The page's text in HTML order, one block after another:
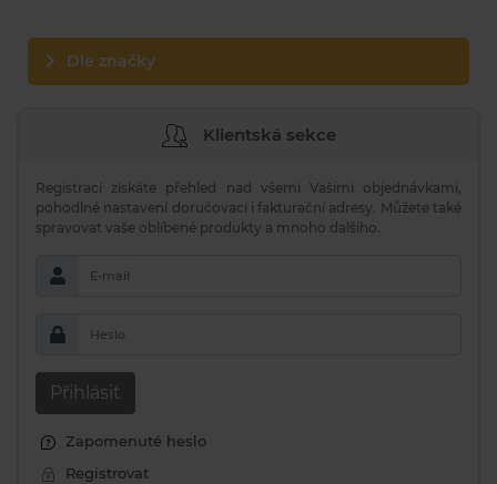
Dle značky
Klientská sekce
Registrací získáte přehled nad všemi Vašimi objednávkami,
pohodlné nastavení doručovací i fakturační adresy. Můžete také
spravovat vaše oblíbené produkty a mnoho dalšího.
E-mail
Heslo
Přihlásit
Zapomenuté heslo
Registrovat